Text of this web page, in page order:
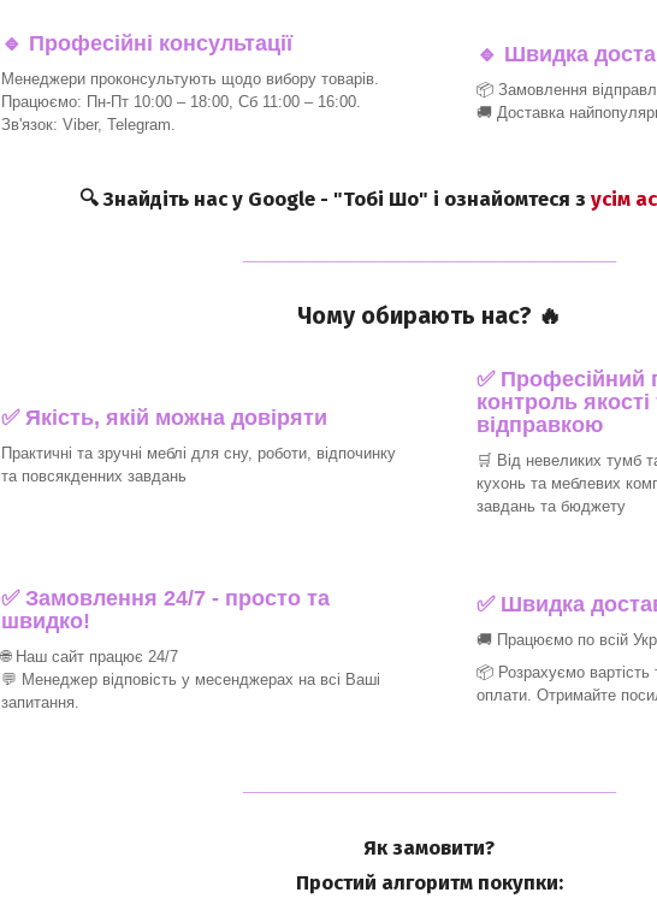
🔹 Професійні консультації
Менеджери проконсультують щодо вибору товарів.
Працюємо: Пн-Пт 10:00 – 18:00, Сб 11:00 – 16:00.
Зв'язок: Viber, Telegram.
🔹 Швидка
📦 Замовлення
🚚 Доставка
🔍 Знайдіть нас у Google - "Тобі Шо" і ознайомтеся з усім
Чому обирають нас? 🔥
✅ Якість, якій можна довіряти
Практичні та зручні меблі для сну, роботи, відпочинку
та повсякденних завдань
✅ Професійний
контроль
відправкою
🛒 Від невеликих тумб
кухонь та меблевих
завдань та бюджету
✅ Замовлення 24/7 - просто та
швидко!
🌐 Наш сайт працює 24/7
💬 Менеджер відповість у месенджерах на всі Ваші
запитання.
✅ Швидка
🚚 Працюємо по всій
📦 Розрахуємо вартість
оплати. Отримайте
Як замовити?
Простий алгоритм покупки: